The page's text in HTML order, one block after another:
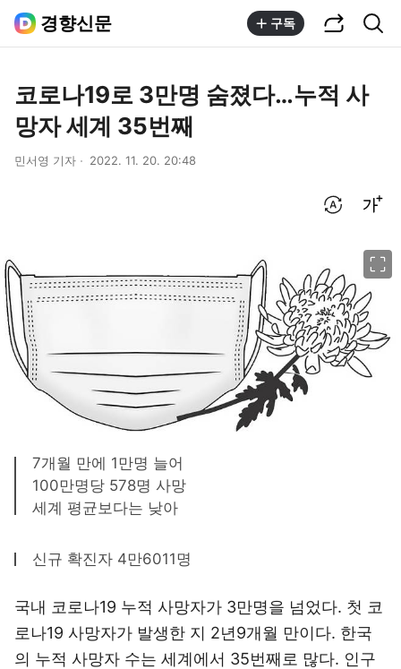
경향신문 구독
코로나19로 3만명 숨졌다…누적 사
망자 세계 35번째
민서영 기자 2022. 11. 20. 20:48
7개월 만에 1만명 늘어
100만명당 578명 사망
세계 평균보다는 낮아
신규 확진자 4만6011명
국내 코로나19 누적 사망자가 3만명을 넘었다. 첫 코
로나19 사망자가 발생한 지 2년9개월 만이다. 한국
의 누적 사망자 수는 세계에서 35번째로 많다. 인구